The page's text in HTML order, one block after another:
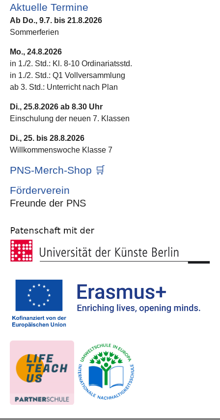
Aktuelle Termine
Ab Do., 9.7. bis 21.8.2026
Sommerferien
Mo., 24.8.2026
in 1./2. Std.: Kl. 8-10 Ordinariatsstd.
in 1./2. Std.: Q1 Vollversammlung
ab 3. Std.: Unterricht nach Plan
Di., 25.8.2026 ab 8.30 Uhr
Einschulung der neuen 7. Klassen
Di., 25. bis 28.8.2026
Willkommenswoche Klasse 7
PNS-Merch-Shop 🛒
Förderverein
Freunde der PNS